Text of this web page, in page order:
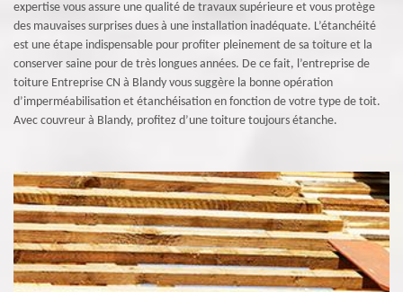
expertise vous assure une qualité de travaux supérieure et vous protège
des mauvaises surprises dues à une installation inadéquate. L’étanchéité
est une étape indispensable pour profiter pleinement de sa toiture et la
conserver saine pour de très longues années. De ce fait, l’entreprise de
toiture Entreprise CN à Blandy vous suggère la bonne opération
d’imperméabilisation et étanchéisation en fonction de votre type de toit.
Avec couvreur à Blandy, profitez d’une toiture toujours étanche.